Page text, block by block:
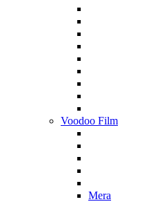
Voodoo Film
Mera